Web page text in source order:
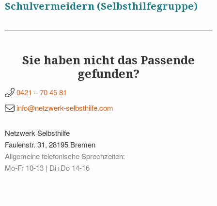
Schulvermeidern (Selbsthilfegruppe)
Sie haben nicht das Passende
gefunden?
0421 – 70 45 81
info@netzwerk-selbsthilfe.com
Netzwerk Selbsthilfe
Faulenstr. 31, 28195 Bremen
Allgemeine telefonische Sprechzeiten:
Mo‐Fr 10‐13 | Di+Do 14‐16